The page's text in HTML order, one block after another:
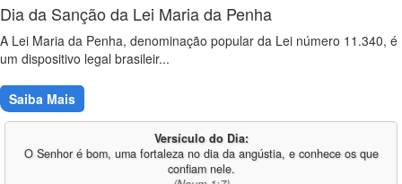
Dia da Sanção da Lei Maria da Penha
A Lei Maria da Penha, denominação popular da Lei número 11.340, é
um dispositivo legal brasileir...
Saiba Mais
Versículo do Dia:
O Senhor é bom, uma fortaleza no dia da angústia, e conhece os que
confiam nele.